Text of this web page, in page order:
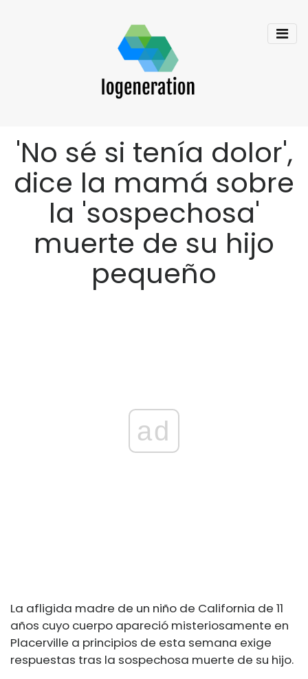
'No sé si tenía dolor',
dice la mamá sobre
la 'sospechosa'
muerte de su hijo
pequeño
ad
La afligida madre de un niño de California de 11
años cuyo cuerpo apareció misteriosamente en
Placerville a principios de esta semana exige
respuestas tras la sospechosa muerte de su hijo.